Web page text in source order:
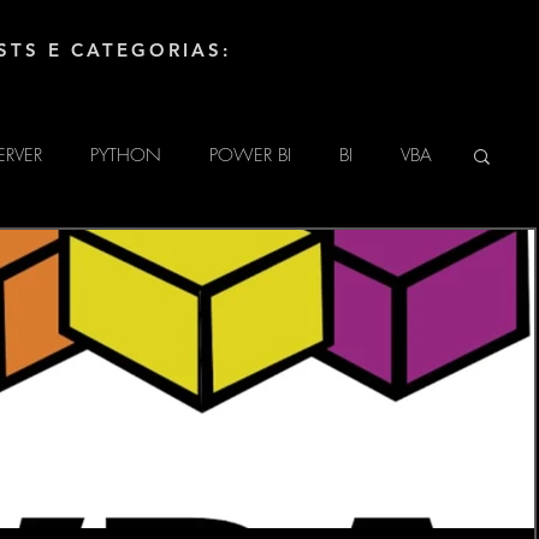
E CATEGORIAS:
PYTHON POWER BI BI VBA
HTML TECNOLOGIA DAX
LINGUAGEM M (POWER QUERY)